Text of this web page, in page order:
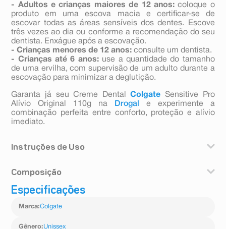
- Adultos e crianças maiores de 12 anos:coloque o
produto em uma escova macia e certificar-se de
escovar todas as áreas sensíveis dos dentes. Escove
três vezes ao dia ou conforme a recomendação do seu
dentista. Enxágue após a escovação.
- Crianças menores de 12 anos: consulte um dentista.
- Crianças até 6 anos:use a quantidade do tamanho
de uma ervilha, com supervisão de um adulto durante a
escovação para minimizar a deglutição.
Garanta já seu Creme Dental Colgate
Sensitive Pro
Alívio Original 110g na
Drogal e experimente a
combinação perfeita entre conforto, proteção e alívio
imediato.
Instruções de Uso
produto em uma escova macia e certificar-se de
três vezes ao dia ou conforme a recomendação do seu
- Crianças menores de 12 anos:
Composição
Monofluorfosfato de sódio e arginina.
Especificações
Marca:Colgate
Gênero:Unissex